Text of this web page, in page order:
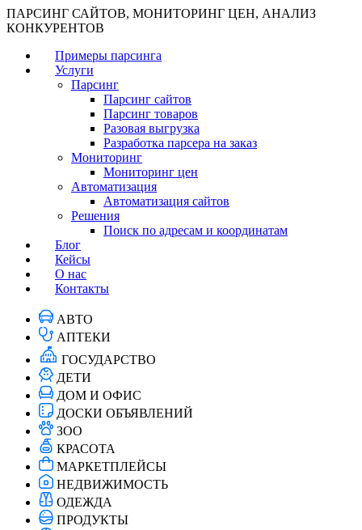
ПАРСИНГ САЙТОВ, МОНИТОРИНГ ЦЕН, АНАЛИЗ
КОНКУРЕНТОВ
Примеры парсинга
Услуги
Парсинг
Парсинг сайтов
Парсинг товаров
Разовая выгрузка
Разработка парсера на заказ
Мониторинг
Мониторинг цен
Автоматизация
Автоматизация сайтов
Решения
Поиск по адресам и координатам
Блог
Кейсы
О нас
Контакты
АВТО
АПТЕКИ
ГОСУДАРСТВО
ДЕТИ
ДОМ И ОФИС
ДОСКИ ОБЪЯВЛЕНИЙ
ЗОО
КРАСОТА
МАРКЕТПЛЕЙСЫ
НЕДВИЖИМОСТЬ
ОДЕЖДА
ПРОДУКТЫ